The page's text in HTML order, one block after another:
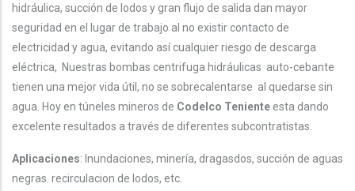
hidráulica, succión de lodos y gran flujo de salida dan mayor
seguridad en el lugar de trabajo al no existir contacto de
electricidad y agua, evitando así cualquier riesgo de descarga
eléctrica, Nuestras bombas centrifuga hidráulicas auto-cebante
tienen una mejor vida útil, no se sobrecalentarse al quedarse sin
agua. Hoy en túneles mineros de Codelco Teniente esta dando
excelente resultados a través de diferentes subcontratistas.
Aplicaciones: Inundaciones, minería, dragasdos, succión de aguas
negras. recirculacion de lodos, etc.